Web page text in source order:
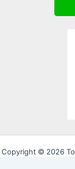
Copyright © 2026